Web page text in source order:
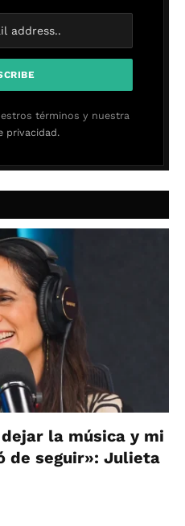
términos y nuestra
privacidad.
la música y mi
de seguir»: Julieta